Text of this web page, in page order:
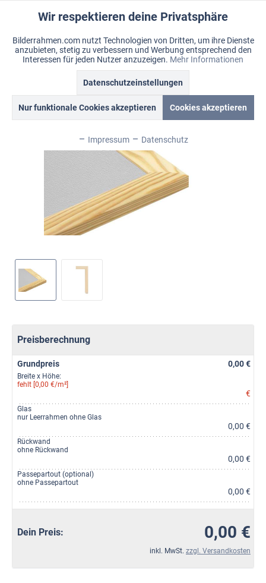
Warenkorb
Merkzettel Mein Konto
Menü
Plain
Preisberechnung
Grundpreis 0,00 €
Breite x Höhe:
fehlt [0,00 €/m²]
€
Glas
nur Leerrahmen ohne Glas
0,00 €
Rückwand
ohne Rückwand
0,00 €
Passepartout (optional)
ohne Passepartout
0,00 €
Dein Preis: 0,00 €
inkl. MwSt. zzgl. Versandkosten
Funktionale Aktiv
Marketing Inaktiv
Inaktiv
Wir respektieren deine Privatsphäre
Bilderrahmen.com nutzt Technologien von Dritten, um ihre Dienste
anzubieten, stetig zu verbessern und Werbung entsprechend den
Interessen für jeden Nutzer anzuzeigen. Mehr Informationen
Datenschutzeinstellungen
Nur funktionale Cookies akzeptieren Cookies akzeptieren
Impressum Datenschutz